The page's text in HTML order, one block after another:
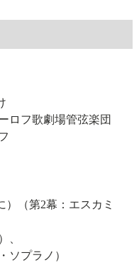
フ歌劇場管弦楽団
（第2幕：エスカミ
、
プラノ）